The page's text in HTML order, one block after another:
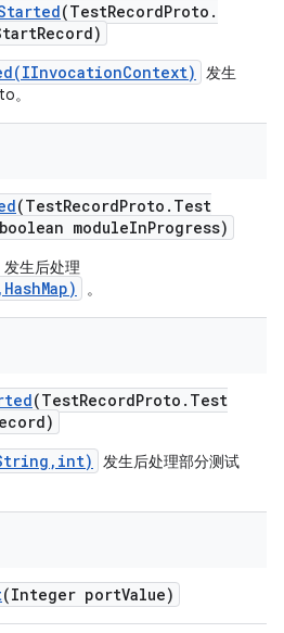
(TestRecordProto .
Record)
发生
。
(TestRecordProto . Test
boolean moduleInProgress)
生后处理
。
(TestRecordProto . Test
发生后处理部分测试
(Integer portValue)